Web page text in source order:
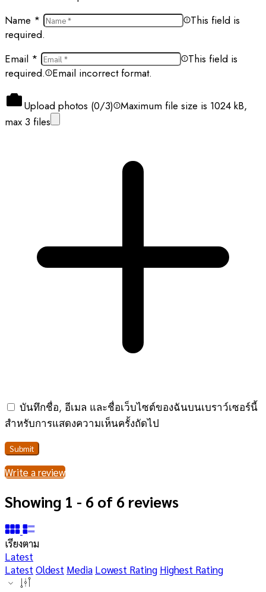
Name *
This field is
required.
Email *
This field is
required.
Email incorrect format.
Upload photos (0/3) Maximum file size is 1024 kB,
max 3 files
บันทึกชื่อ, อีเมล และชื่อเว็บไซต์ของฉันบนเบราว์เซอร์นี้
สำหรับการแสดงความเห็นครั้งถัดไป
Write a review
Showing 1 - 6 of 6 reviews
เรียงตาม
Latest
Latest Oldest Media Lowest Rating Highest Rating